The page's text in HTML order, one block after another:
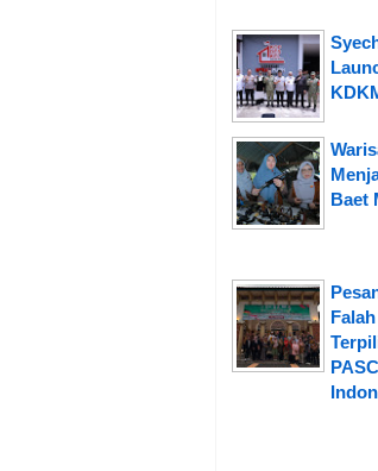
Baet